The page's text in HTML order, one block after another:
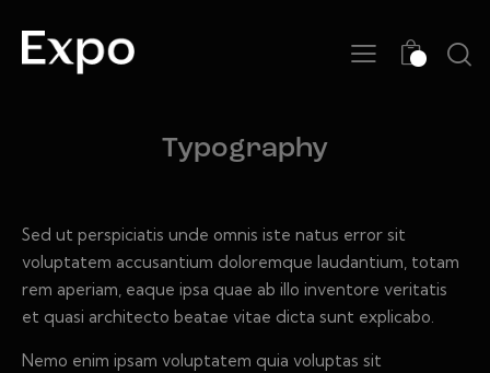
Typography
Sed ut perspiciatis unde omnis iste natus error sit
voluptatem accusantium doloremque laudantium, totam
rem aperiam, eaque ipsa quae ab illo inventore veritatis
et quasi architecto beatae vitae dicta sunt explicabo.
Nemo enim ipsam voluptatem quia voluptas sit